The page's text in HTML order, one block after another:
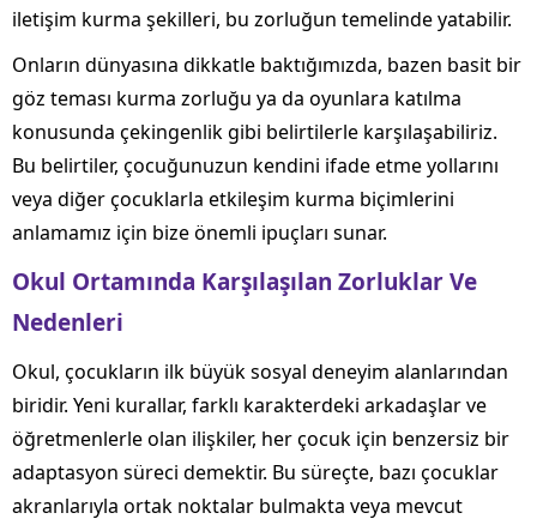
iletişim kurma şekilleri, bu zorluğun temelinde yatabilir.
Onların dünyasına dikkatle baktığımızda, bazen basit bir
göz teması kurma zorluğu ya da oyunlara katılma
konusunda çekingenlik gibi belirtilerle karşılaşabiliriz.
Bu belirtiler, çocuğunuzun kendini ifade etme yollarını
veya diğer çocuklarla etkileşim kurma biçimlerini
anlamamız için bize önemli ipuçları sunar.
Okul Ortamında Karşılaşılan Zorluklar Ve
Nedenleri
Okul, çocukların ilk büyük sosyal deneyim alanlarından
biridir. Yeni kurallar, farklı karakterdeki arkadaşlar ve
öğretmenlerle olan ilişkiler, her çocuk için benzersiz bir
adaptasyon süreci demektir. Bu süreçte, bazı çocuklar
akranlarıyla ortak noktalar bulmakta veya mevcut